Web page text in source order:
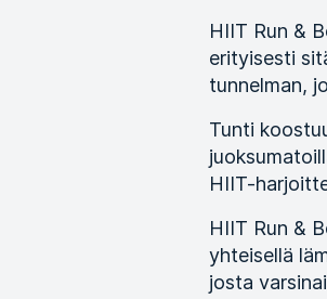
HIIT Run &
erityisesti
tunnelman,
Tunti
HIIT-
HIIT Run &
yhteisellä
josta